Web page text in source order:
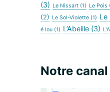
(3) Le Nissart (1) Le Pois
(2) Le Sol-Violette (1) Le
é lou (1) L’Abeille (3)
Notre